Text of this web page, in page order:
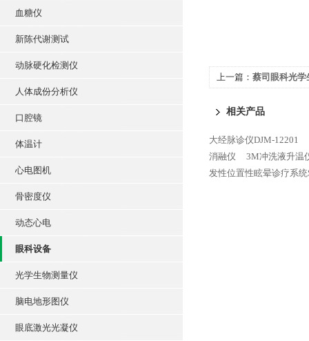
血糖仪
新陈代谢测试
动脉硬化检测仪
人体成份分析仪
口腔镜
体温计
心电图机
骨密度仪
动态心电
眼科设备
光学生物测量仪
脑电地形图仪
眼底激光光凝仪
上一篇： 蔡司眼科光学
相关产品
大经脉诊仪DJM-12201
消融仪
3M冲洗液升温
发性位置性眩晕诊疗系统